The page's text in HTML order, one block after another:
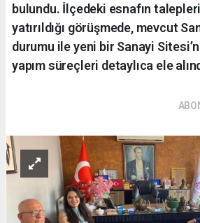
bulundu. İlçedeki esnafın
yatırıldığı görüşmede, mevcut
durumu ile yeni bir Sanayi
yapım süreçleri detaylıca ele